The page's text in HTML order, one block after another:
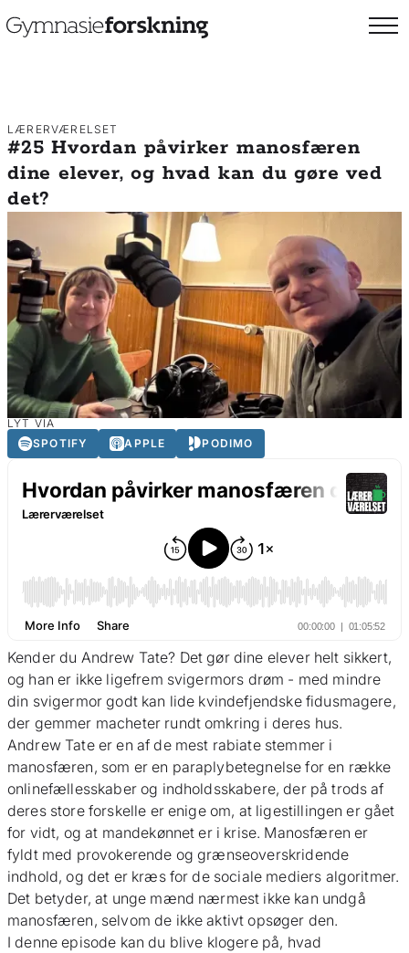
LÆRERVÆRELSET
#25 Hvordan påvirker manosfæren
dine elever, og hvad kan du gøre ved
det?
LYT VIA
SPOTIFY
APPLE PODIMO
Kender du Andrew Tate? Det gør dine elever helt sikkert,
og han er ikke ligefrem svigermors drøm - med mindre
din svigermor godt kan lide kvindefjendske fidusmagere,
der gemmer macheter rundt omkring i deres hus.
Andrew Tate er en af de mest rabiate stemmer i
manosfæren, som er en paraplybetegnelse for en række
onlinefællesskaber og indholdsskabere, der på trods af
deres store forskelle er enige om, at ligestillingen er gået
for vidt, og at mandekønnet er i krise. Manosfæren er
fyldt med provokerende og grænseoverskridende
indhold, og det er kræs for de sociale mediers algoritmer.
Det betyder, at unge mænd nærmest ikke kan undgå
manosfæren, selvom de ikke aktivt opsøger den.
I denne episode kan du blive klogere på, hvad